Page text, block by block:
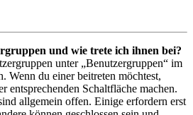
und wie trete ich ihnen bei?
unter „Benutzergruppen“ im
Wenn du einer beitreten möchtest,
entsprechenden Schaltfläche machen.
allgemein offen. Einige erfordern erst